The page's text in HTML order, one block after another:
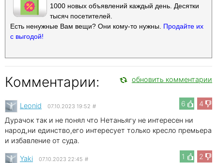
1000 новых объявлений каждый день. Десятки
тысяч посетителей.
Есть ненужные Вам вещи? Они кому-то нужны. Продайте их
с выгодой!
Комментарии: обновить комментарии
6 4
Leonid 07.10.2023 19:52 #
Дурачок так и не понял что Нетаньягу не интересен ни
народ,ни единство,его интересует только кресло премьера
и избавление от суда.
1
2
Yaki 07.10.2023 22:45 #